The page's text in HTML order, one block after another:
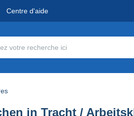
Centre d'aide
in Tracht /